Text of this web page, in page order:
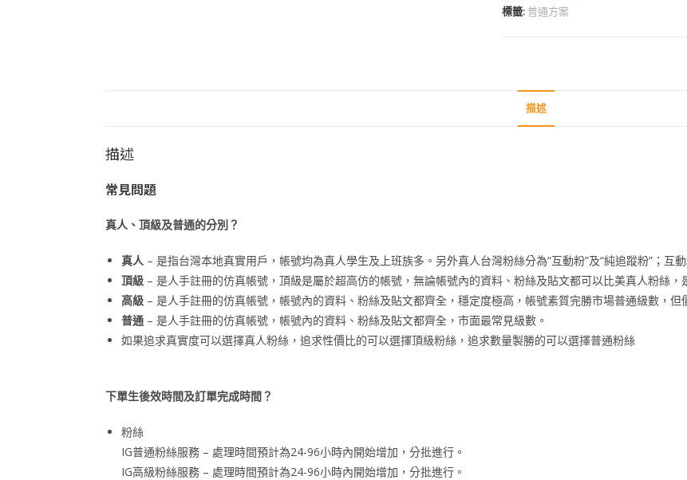
標籤: 普通方案
描述
描述
常見問題
真人、頂級及普通的分別？
真人 – 是指台灣本地真實用戶，帳號均為真人學生及上班族多。另外真人台灣粉絲分為“互動粉”及“純追蹤粉”；互
頂級 – 是人手註冊的仿真帳號，頂級是屬於超高仿的帳號，無論帳號內的資料、粉絲及貼文都可以比美真人粉絲，
高級 – 是人手註冊的仿真帳號，帳號內的資料、粉絲及貼文都齊全，穩定度極高，帳號素質完勝市場普通級數，但
普通 – 是人手註冊的仿真帳號，帳號內的資料、粉絲及貼文都齊全，市面最常見級數。
如果追求真實度可以選擇真人粉絲，追求性價比的可以選擇頂級粉絲，追求數量製勝的可以選擇普通粉絲
下單生後效時間及訂單完成時間？
粉絲
IG普通粉絲服務 – 處理時間預計為24-96小時內開始增加，分批進行。
IG高級粉絲服務 – 處理時間預計為24-96小時內開始增加，分批進行。